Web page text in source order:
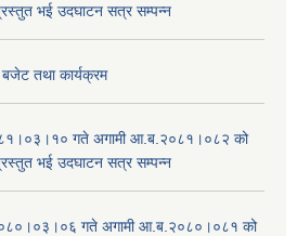
भई उदघाटन सत्र सम्पन्न
तथा कार्यक्रम
गते अगामी आ.ब.२०८१।०८२ को
भई उदघाटन सत्र सम्पन्न
गते अगामी आ.ब.२०८०।०८१ को